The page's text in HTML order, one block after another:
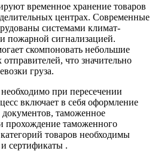
временное хранение товаров
центрах. Современные
системами климат-
пожарной сигнализацией.
скомпоновать небольшие
что значительно
груза.
при пересечении
включает в себя оформление
таможенное
прохождение таможенного
товаров необходимы
сертификаты .